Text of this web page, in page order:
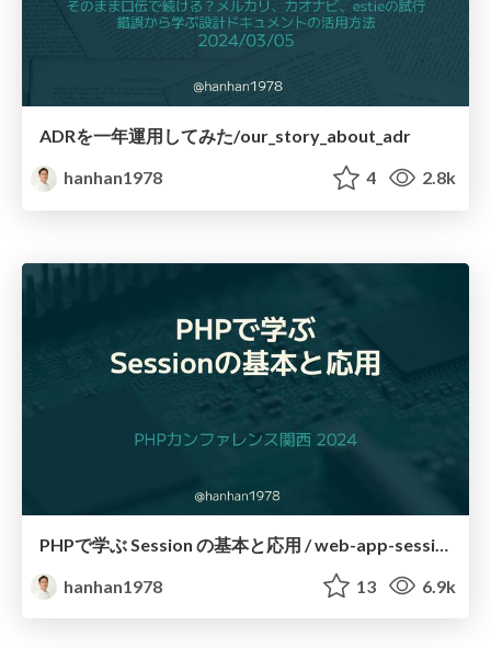
ADRを一年運用してみた/our_story_about_adr
hanhan1978
4 2.8k
hanhan1978
13 6.9k